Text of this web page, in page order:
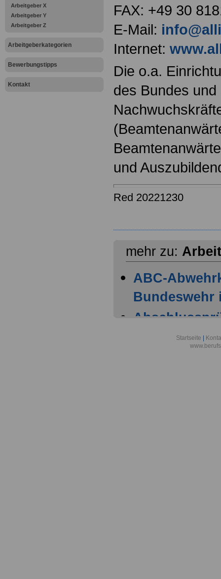
Arbeitgeber X
Arbeitgeber Y
Arbeitgeber Z
Arbeitgeberkategorien
Bewerbungstipps
Kontakt
FAX: +49 30
E-Mail:
Internet:
Die o.a.
des Bundes und
und
Red 20221230
mehr zu:
ABC-
Bundeswehr
Startseite